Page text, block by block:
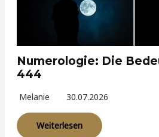
Numerologie: Die
444
Melanie 30.07.2026
Weiterlesen